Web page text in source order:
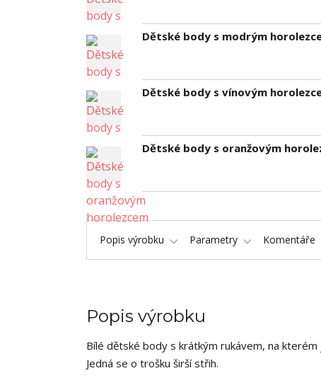
Dětské body s modrým
Dětské body s vínovým
Dětské body s oranžovým
Popis výrobku Parametry Komentáře
Popis výrobku
Bílé dětské body s krátkým rukávem, na
Jedná se o trošku širší střih.